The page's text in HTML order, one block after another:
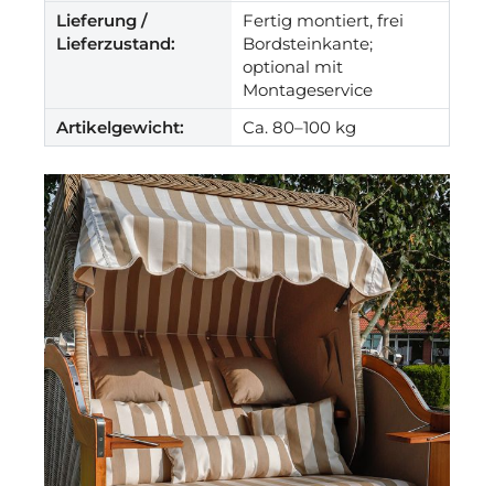
Lieferung /
Lieferzustand:
Fertig montiert, frei
Bordsteinkante;
optional mit
Montageservice
Artikelgewicht:
Ca. 80–100 kg